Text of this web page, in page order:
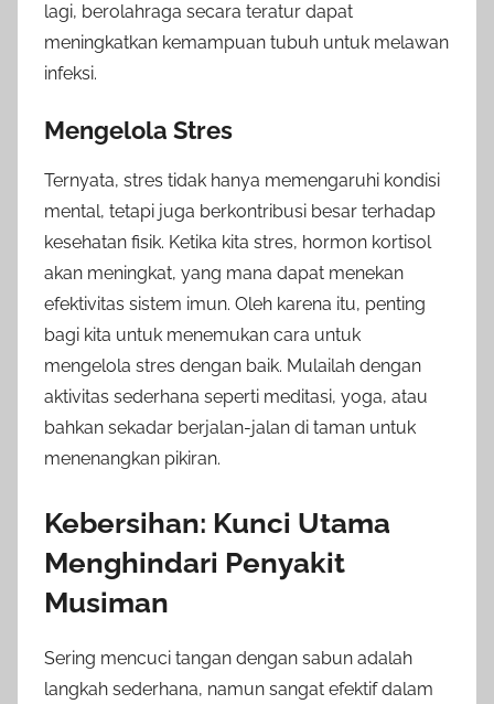
lagi, berolahraga secara teratur dapat
meningkatkan kemampuan tubuh untuk melawan
infeksi.
Mengelola Stres
Ternyata, stres tidak hanya memengaruhi kondisi
mental, tetapi juga berkontribusi besar terhadap
kesehatan fisik. Ketika kita stres, hormon kortisol
akan meningkat, yang mana dapat menekan
efektivitas sistem imun. Oleh karena itu, penting
bagi kita untuk menemukan cara untuk
mengelola stres dengan baik. Mulailah dengan
aktivitas sederhana seperti meditasi, yoga, atau
bahkan sekadar berjalan-jalan di taman untuk
menenangkan pikiran.
Kebersihan: Kunci Utama
Menghindari Penyakit
Musiman
Sering mencuci tangan dengan sabun adalah
langkah sederhana, namun sangat efektif dalam